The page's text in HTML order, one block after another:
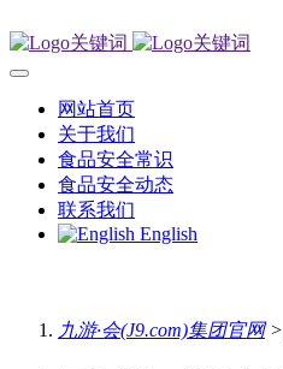
网站首页
关于我们
食品安全常识
食品安全动态
联系我们
English
九游·会(J9.com)集团官网>